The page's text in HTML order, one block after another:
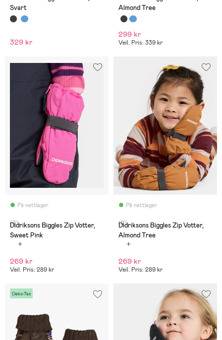
Svart
329 kr
Almond Tree
299 kr
Veil. Pris: 339 kr
På nettlager
(9)
Didriksons Biggles Zip Votter,
Sweet Pink
269 kr
Veil. Pris: 289 kr
På nettlager
(9)
Didriksons Biggles Zip Votter,
Almond Tree
269 kr
Veil. Pris: 289 kr
Oeko-Tex